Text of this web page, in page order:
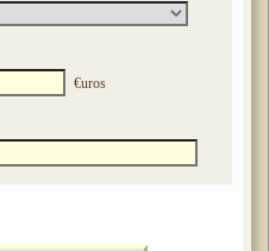
€uros